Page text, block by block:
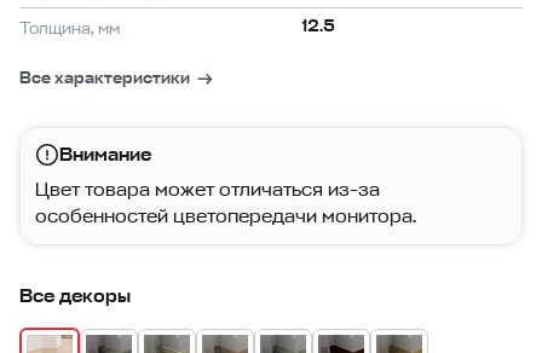
Толщина, мм 12.5
Все характеристики
Внимание
Цвет товара может отличаться из-за
особенностей цветопередачи монитора.
Все декоры